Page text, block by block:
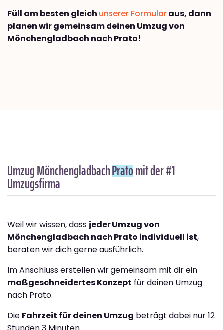
Füll am besten gleich unserer Formularaus, dann
planen wir gemeinsam deinen Umzug von
Mönchengladbach nach Prato!
Umzug MönchengladbachPratomit der #1
Umzugsfirma
Weil wir wissen, dass jeder Umzug von
Mönchengladbach nach Prato individuell ist,
beraten wir dich gerne ausführlich.
Im Anschluss erstellen wir gemeinsam mit dir ein
maßgeschneidertes Konzept für deinen Umzug
nach Prato.
Die Fahrzeit für deinen Umzug beträgt dabei nur 12